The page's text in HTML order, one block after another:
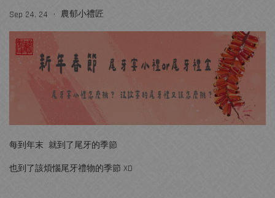
Sep 24, 24 • 農郁小禮匠
每到年末 就到了尾牙的季節
也到了該煩惱尾牙禮物的季節 XD